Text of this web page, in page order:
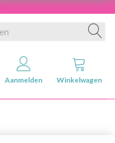
Aanmelden Winkelwagen